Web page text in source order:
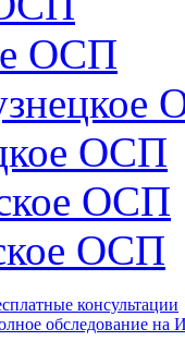
ОСП
ОСП
ОСП
ОСП
консультации
обследование